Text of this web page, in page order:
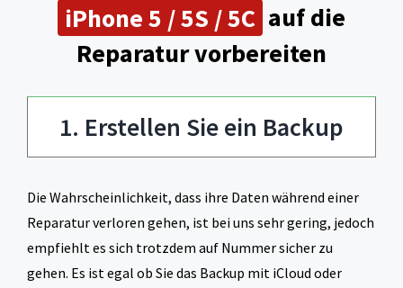
iPhone 5 / 5S / 5C auf die
Reparatur vorbereiten
1. Erstellen Sie ein Backup
Die Wahrscheinlichkeit, dass ihre Daten während einer
Reparatur verloren gehen, ist bei uns sehr gering, jedoch
empfiehlt es sich trotzdem auf Nummer sicher zu
gehen. Es ist egal ob Sie das Backup mit iCloud oder